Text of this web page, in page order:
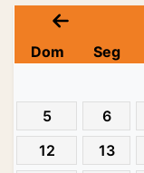
Dom Seg
5
6
12
13